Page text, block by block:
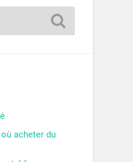
acheter du